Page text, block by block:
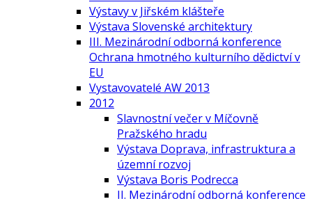
Výstavy v Jiřském klášteře
Výstava Slovenské architektury
III. Mezinárodní odborná konference
Ochrana hmotného kulturního dědictví v
EU
Vystavovatelé AW 2013
2012
Slavnostní večer v Míčovně
Pražského hradu
Výstava Doprava, infrastruktura a
územní rozvoj
Výstava Boris Podrecca
II. Mezinárodní odborná konference